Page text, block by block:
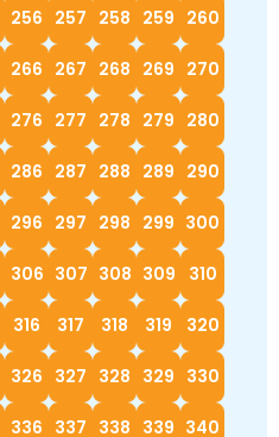
256 257 258 259 260
266 267 268 269 270
276 277 278 279 280
286 287 288 289 290
296 297 298 299 300
306 307 308 309 310
316 317 318 319 320
326 327 328 329 330
336 337 338 339 340